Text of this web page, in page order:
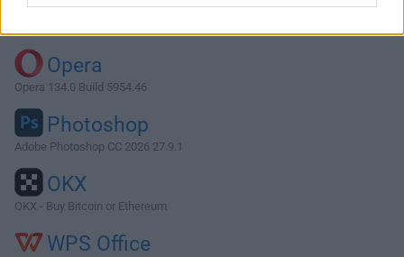
Opera
Opera 134.0 Build 5954.46
Photoshop
Adobe Photoshop CC 2026 27.9.1
OKX
OKX - Buy Bitcoin or Ethereum
WPS Office